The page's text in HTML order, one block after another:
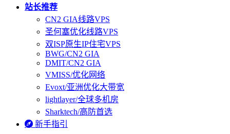
站长推荐
CN2 GIA线路VPS
圣何塞优化线路VPS
双ISP原生IP住宅VPS
BWG/CN2 GIA
DMIT/CN2 GIA
VMISS/优化网络
Evoxt/亚洲优化大带宽
lightlayer/全球多机房
Sharktech/高防首选
 新手指引